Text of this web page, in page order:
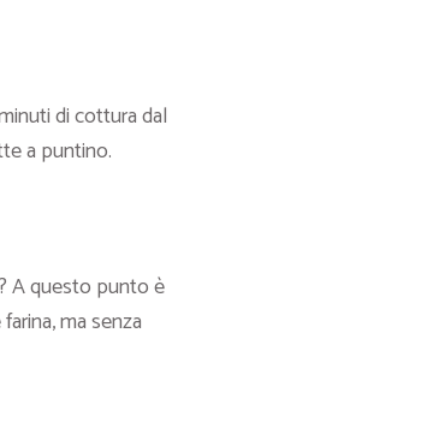
di cottura dal
a puntino.
A questo punto è
ma senza